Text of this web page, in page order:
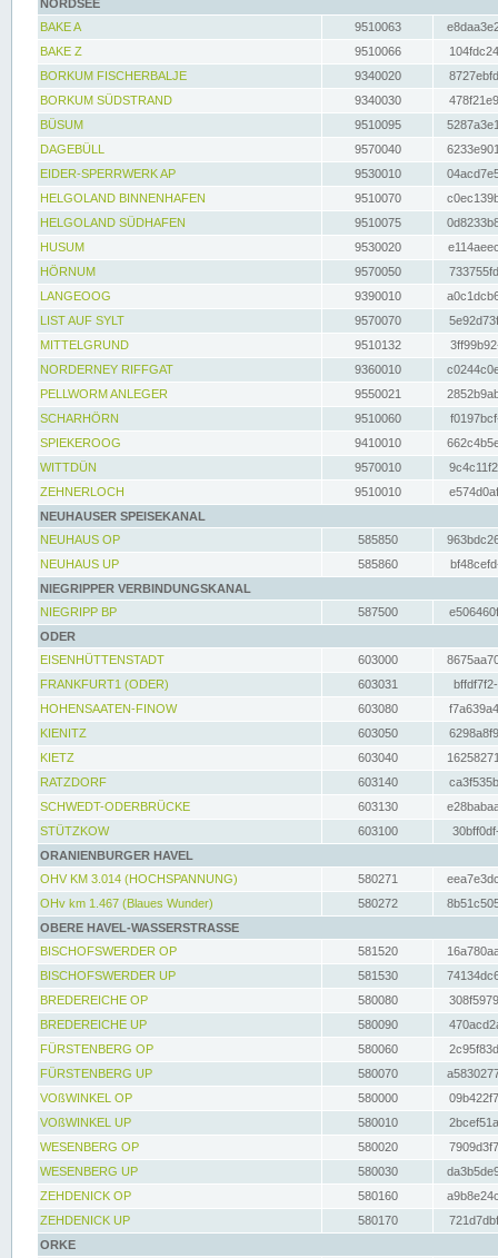
NORDSEE
BAKE A
9510063
BAKE Z
9510066
BORKUM FISCHERBALJE
9340020
BORKUM SÜDSTRAND
9340030
BÜSUM
9510095
DAGEBÜLL
9570040
EIDER-SPERRWERK AP
9530010
HELGOLAND BINNENHAFEN
9510070
HELGOLAND SÜDHAFEN
9510075
HUSUM
9530020
HÖRNUM
9570050
LANGEOOG
9390010
LIST AUF SYLT
9570070
MITTELGRUND
9510132
NORDERNEY RIFFGAT
9360010
PELLWORM ANLEGER
9550021
SCHARHÖRN
9510060
SPIEKEROOG
9410010
WITTDÜN
9570010
ZEHNERLOCH
9510010
NEUHAUSER SPEISEKANAL
NEUHAUS OP
585850
NEUHAUS UP
585860
NIEGRIPPER VERBINDUNGSKANAL
NIEGRIPP BP
587500
ODER
EISENHÜTTENSTADT
603000
FRANKFURT1 (ODER)
603031
HOHENSAATEN-FINOW
603080
KIENITZ
603050
KIETZ
603040
RATZDORF
603140
SCHWEDT-ODERBRÜCKE
603130
STÜTZKOW
603100
ORANIENBURGER HAVEL
OHV KM 3.014 (HOCHSPANNUNG)
580271
OHv km 1.467 (Blaues Wunder)
580272
OBERE HAVEL-WASSERSTRASSE
BISCHOFSWERDER OP
581520
BISCHOFSWERDER UP
581530
BREDEREICHE OP
580080
BREDEREICHE UP
580090
FÜRSTENBERG OP
580060
FÜRSTENBERG UP
580070
VOßWINKEL OP
580000
VOßWINKEL UP
580010
WESENBERG OP
580020
WESENBERG UP
580030
ZEHDENICK OP
580160
ZEHDENICK UP
580170
ORKE